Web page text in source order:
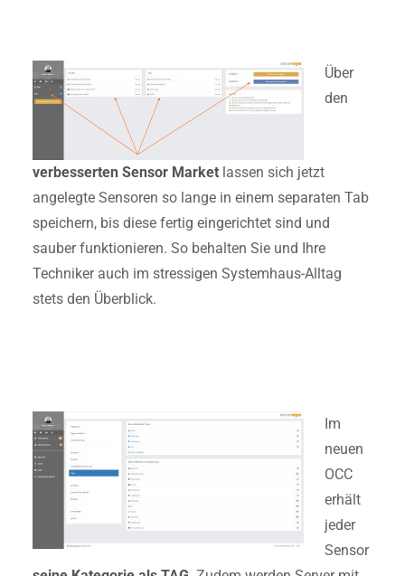
Über
den
verbesserten Sensor Market lassen sich jetzt
angelegte Sensoren so lange in einem separaten Tab
speichern, bis diese fertig eingerichtet sind und
sauber funktionieren. So behalten Sie und Ihre
Techniker auch im stressigen Systemhaus-Alltag
stets den Überblick.
Im
neuen
OCC
erhält
jeder
Sensor